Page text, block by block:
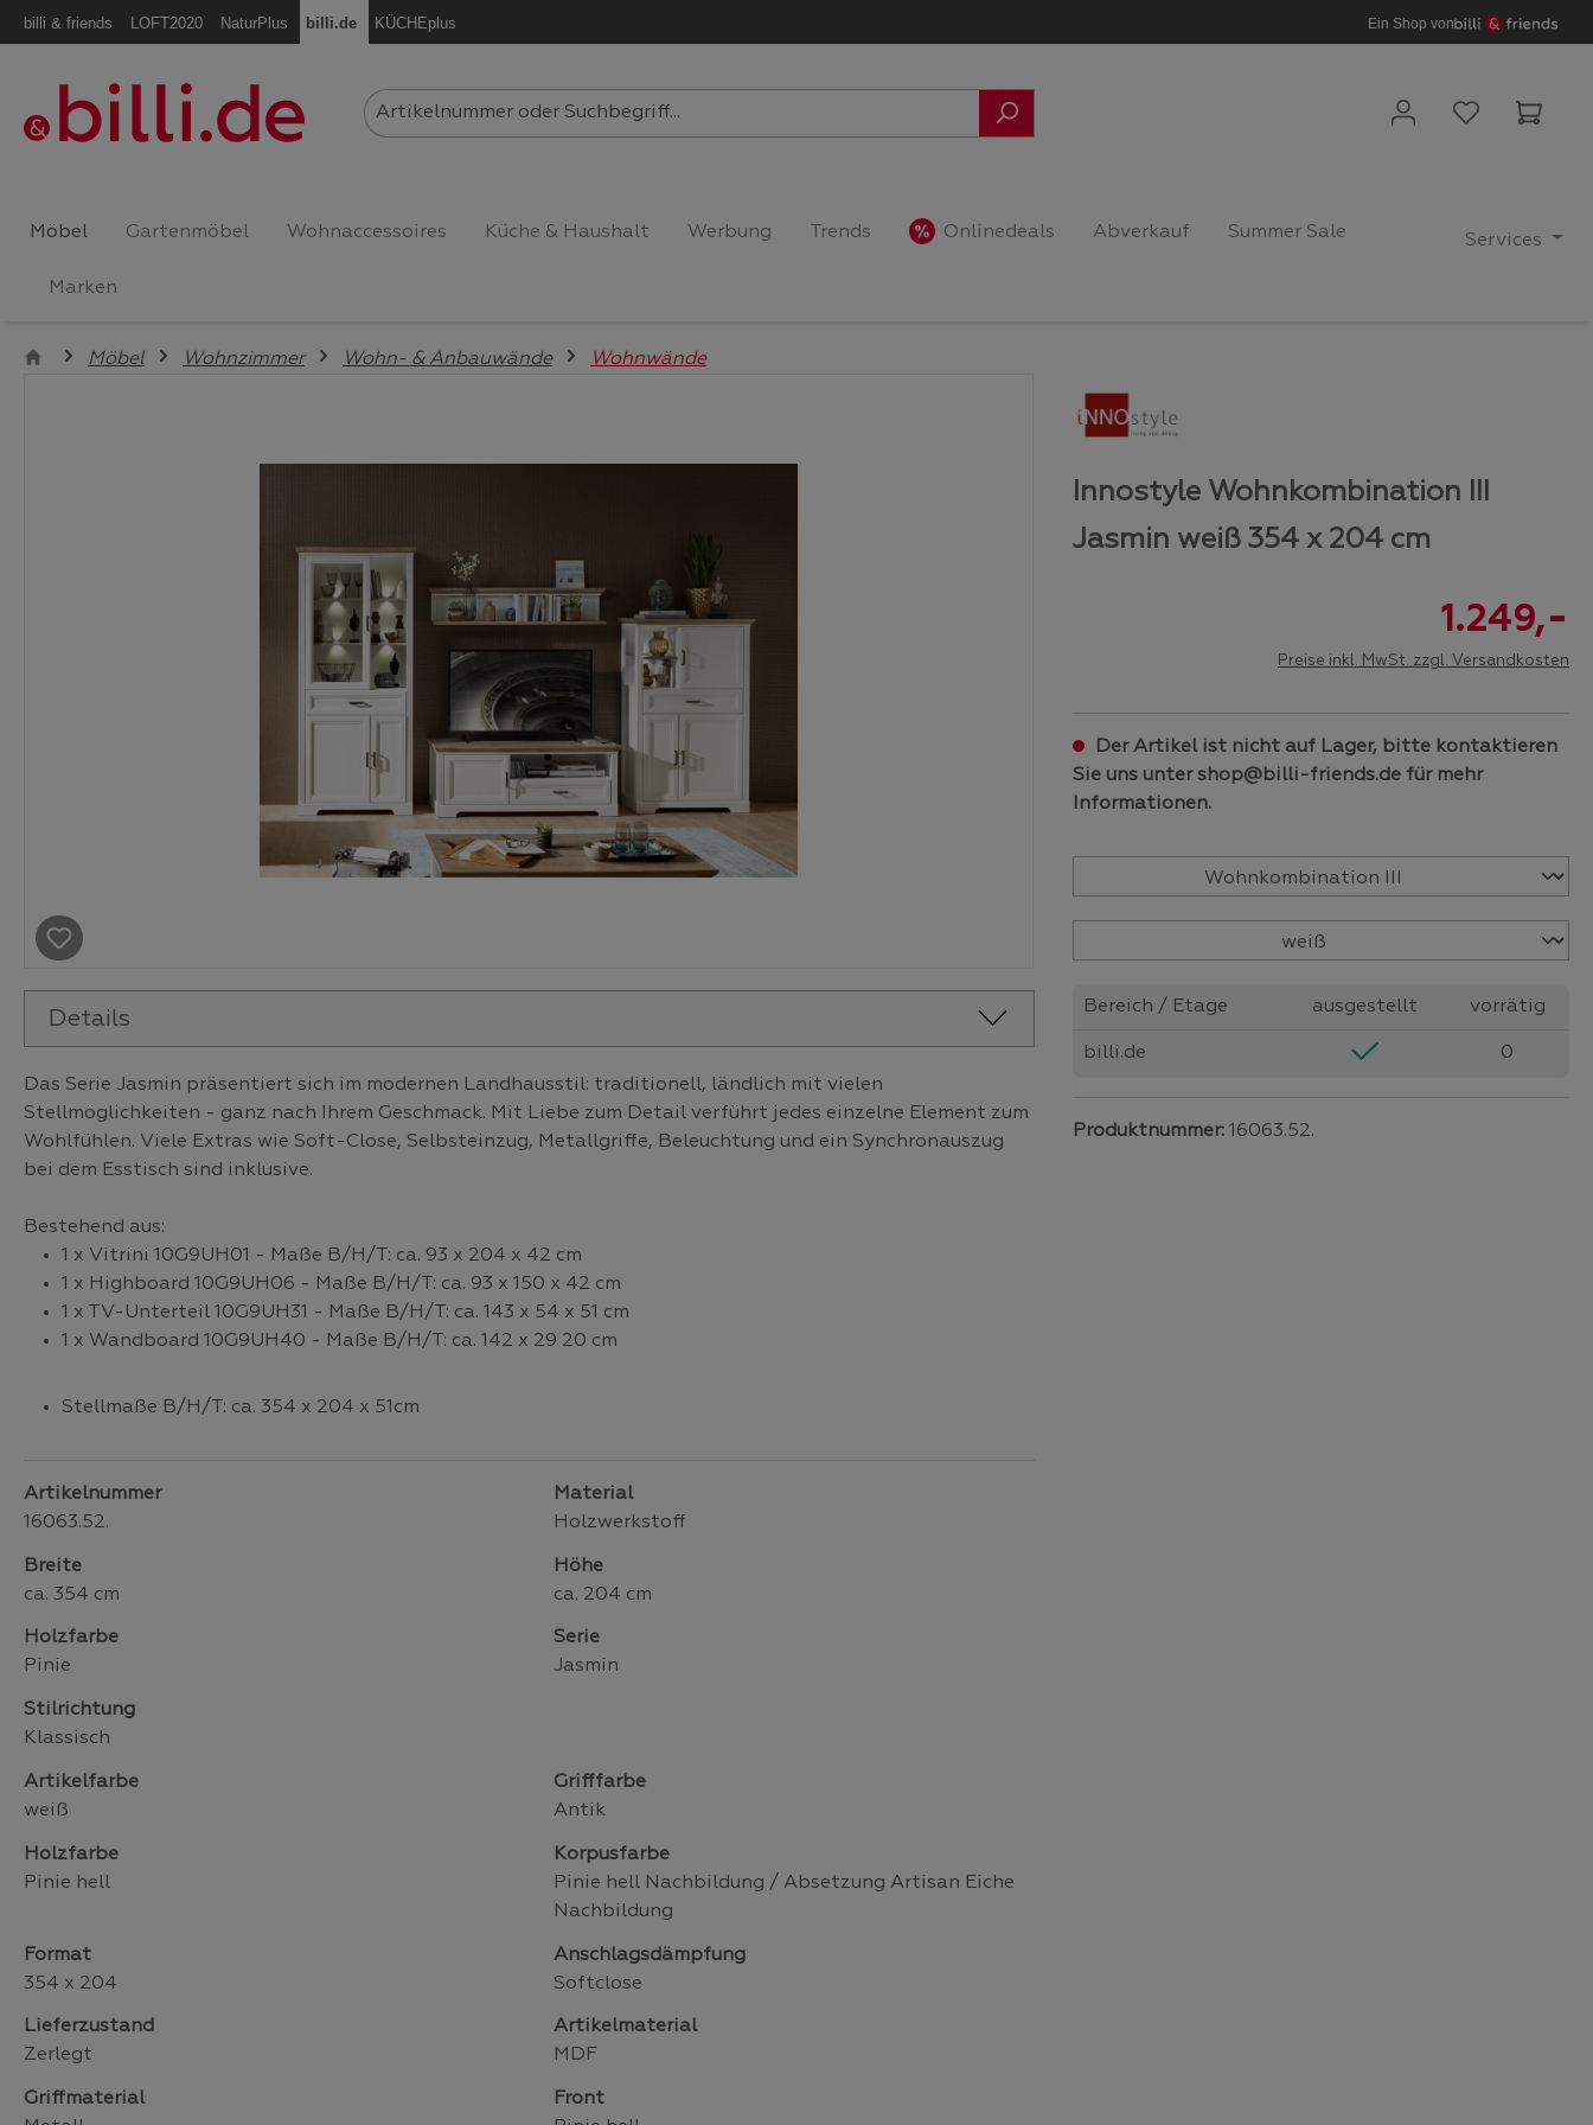
Hauptinhalt springen
Zur Suche springen
Zur Hauptnavigation springen
billi & friends LOFT2020 NaturPlus billi.de KÜCHEplus Ein Shop von
Möbel Gartenmöbel Wohnaccessoires Küche & Haushalt Werbung Trends Onlinedeals Abverkauf Summer Sale
Marken
Services
Möbel Wohnzimmer Wohn- & Anbauwände
Wohnwände
Innostyle Wohnkombination III
Jasmin weiß 354 x 204 cm
1.249,-
Preise inkl. MwSt. zzgl. Versandkosten
Der Artikel ist nicht auf Lager, bitte kontaktieren
Sie uns unter shop@billi-friends.de für mehr
Informationen.
Bereich / Etage ausgestellt vorrätig
billi.de 0
Produktnummer: 16063.52.
Details
Das Serie Jasmin präsentiert sich im modernen Landhausstil: traditionell, ländlich mit vielen
Stellmöglichkeiten - ganz nach Ihrem Geschmack. Mit Liebe zum Detail verführt jedes einzelne Element zum
Wohlfühlen. Viele Extras wie Soft-Close, Selbsteinzug, Metallgriffe, Beleuchtung und ein Synchronauszug
bei dem Esstisch sind inklusive.
Bestehend aus:
1 x Vitrini 10G9UH01 - Maße B/H/T: ca. 93 x 204 x 42 cm
1 x Highboard 10G9UH06 - Maße B/H/T: ca. 93 x 150 x 42 cm
1 x TV-Unterteil 10G9UH31 - Maße B/H/T: ca. 143 x 54 x 51 cm
1 x Wandboard 10G9UH40 - Maße B/H/T: ca. 142 x 29 20 cm
Stellmaße B/H/T: ca. 354 x 204 x 51cm
Artikelnummer
16063.52.
Material
Holzwerkstoff
Breite
ca. 354 cm
Höhe
ca. 204 cm
Holzfarbe
Pinie
Serie
Jasmin
Stilrichtung
Klassisch
Artikelfarbe
weiß
Grifffarbe
Antik
Holzfarbe
Pinie hell
Korpusfarbe
Pinie hell Nachbildung / Absetzung Artisan Eiche
Nachbildung
Format
354 x 204
Anschlagsdämpfung
Softclose
Lieferzustand
Zerlegt
Artikelmaterial
MDF
Griffmaterial
Front